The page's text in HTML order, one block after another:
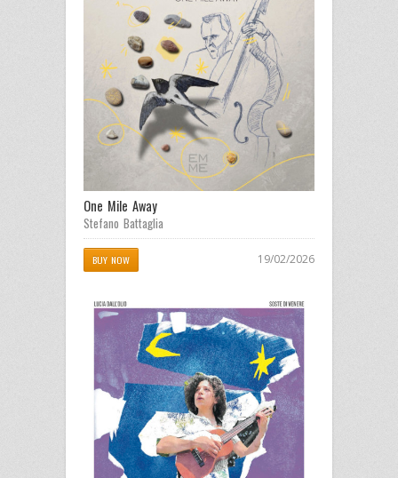
One Mile Away
Stefano Battaglia
BUY NOW 19/02/2026